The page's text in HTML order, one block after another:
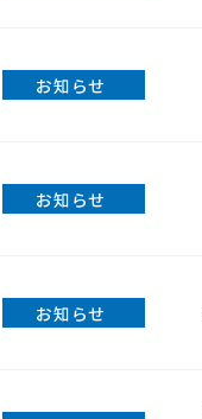
お知らせ
お知らせ
お知らせ